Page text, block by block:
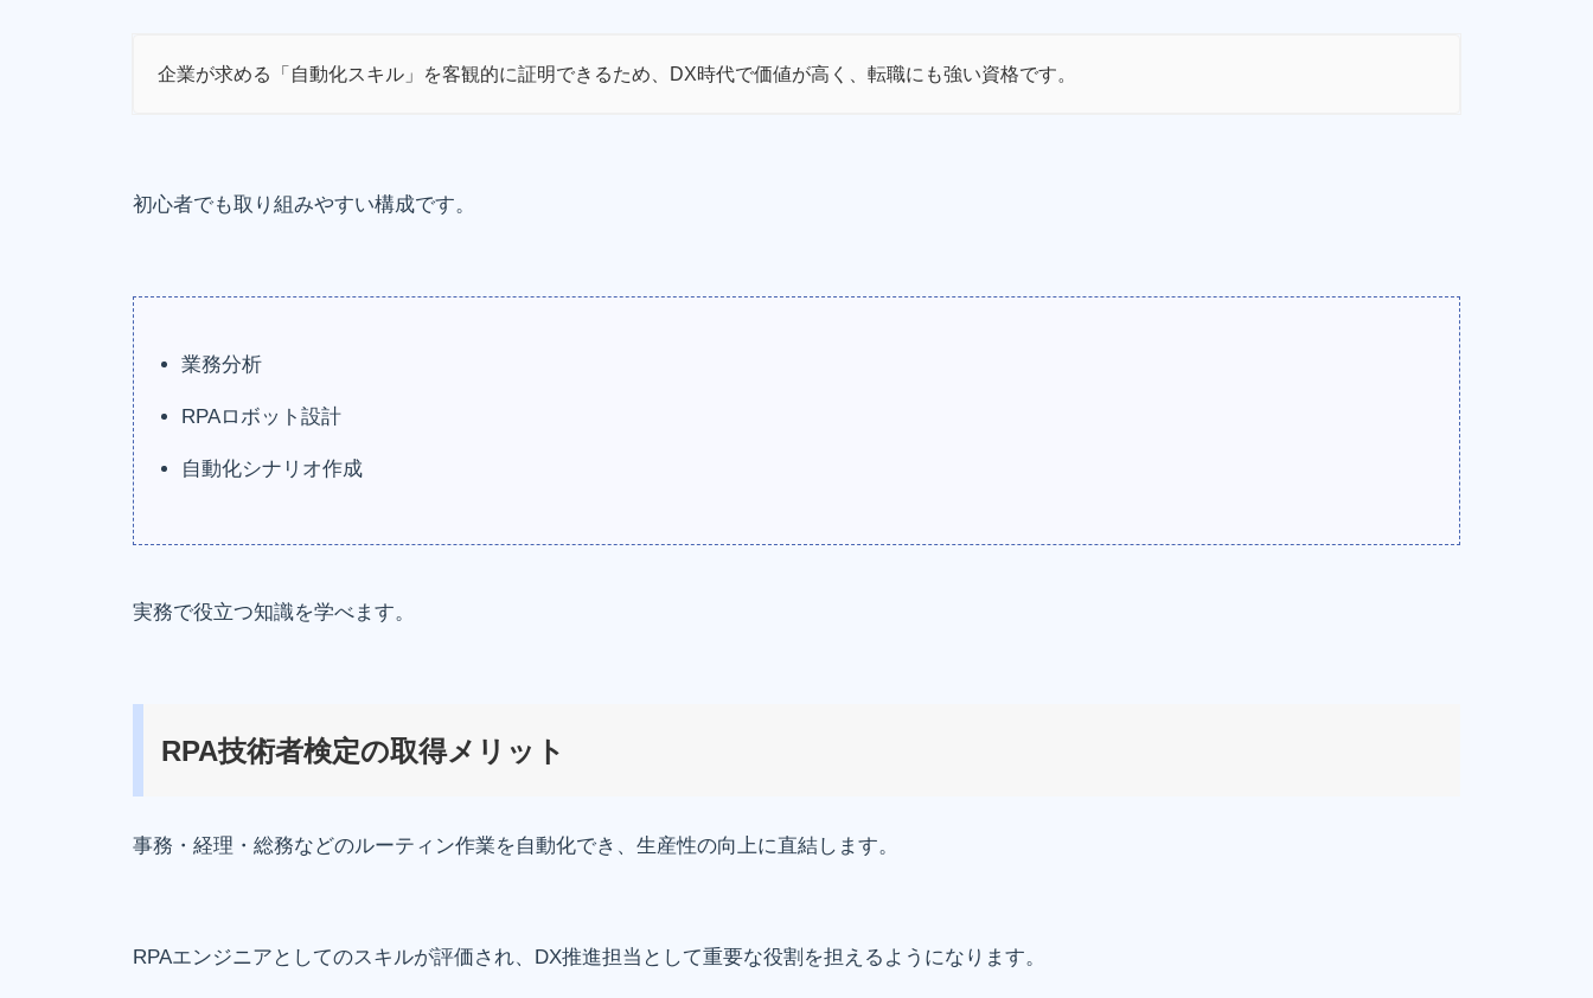
企業が求める「自動化スキル」を客観的に証明できるため、DX時代で価値が高く、転職にも強い資格です。
初心者でも取り組みやすい構成です。
業務分析
RPAロボット設計
自動化シナリオ作成
実務で役立つ知識を学べます。
RPA技術者検定の取得メリット
事務・経理・総務などのルーティン作業を自動化でき、生産性の向上に直結します。
RPAエンジニアとしてのスキルが評価され、DX推進担当として重要な役割を担えるようになります。